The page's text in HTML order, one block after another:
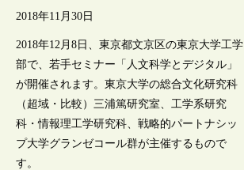
2018年11月30日
2018年12月8日、東京都文京区の東京大学工学
部で、若手セミナー「人文科学とデジタル」
が開催されます。東京大学の総合文化研究科
（超域・比較）三浦篤研究室、工学系研究
科・情報理工学研究科、戦略的パートナシッ
プ大学グランゼコール群が主催するもので
す。